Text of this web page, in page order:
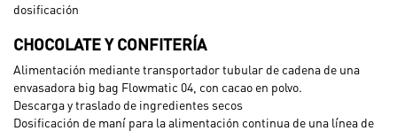
dosificación
CHOCOLATE Y CONFITERÍA
Alimentación mediante transportador tubular de cadena de una
envasadora big bag Flowmatic 04, con cacao en polvo.
Descarga y traslado de ingredientes secos
Dosificación de maní para la alimentación continua de una línea de